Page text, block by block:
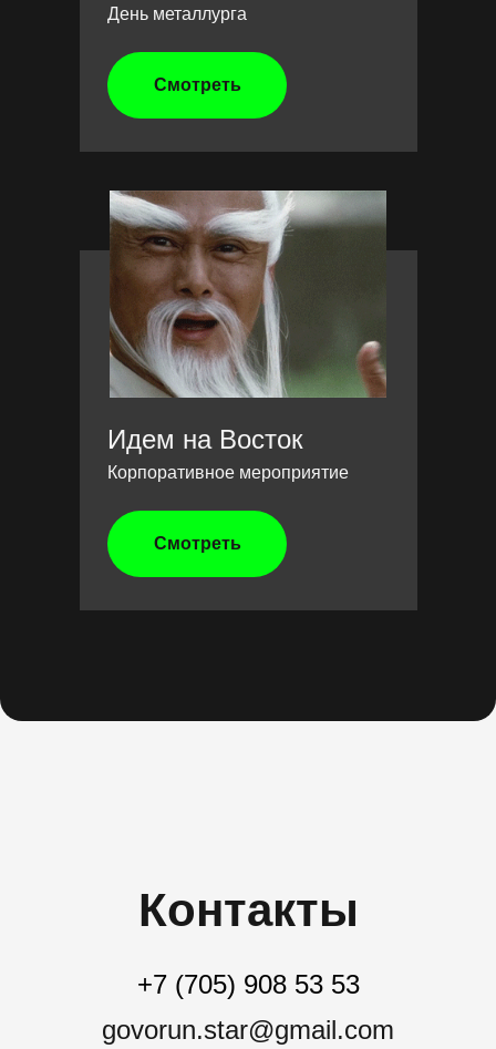
Идем на Восток
Смотреть
Смотреть
День металлурга
Корпоративное мероприятие
Контакты
govorun.star@gmail.com
+7 (705) 908 53 53